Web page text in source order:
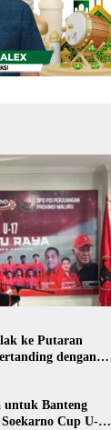
ke Putaran
dengan
untuk Banteng
Cup U-17